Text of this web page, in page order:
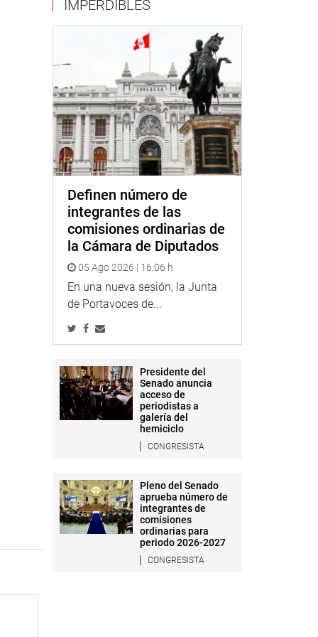
IMPERDIBLES
Definen número de
integrantes de las
comisiones ordinarias de
la Cámara de Diputados
05 Ago 2026 | 16:06 h
En una nueva sesión, la Junta
de Portavoces de...
Presidente del
Senado anuncia
acceso de
periodistas a
galería del
hemiciclo
CONGRESISTA
Pleno del Senado
aprueba número de
integrantes de
comisiones
ordinarias para
periodo 2026-2027
CONGRESISTA